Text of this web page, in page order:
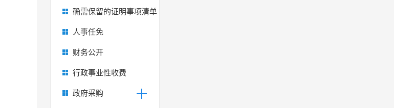
确需保留的证明事项清单
人事任免
财务公开
行政事业性收费
政府采购